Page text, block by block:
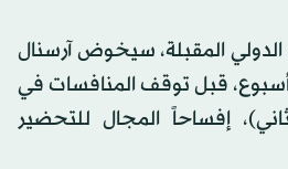
الدولي المقبلة، سيخوض آرسنال
قبل توقف المنافسات في
إفساحاً المجال للتحضير